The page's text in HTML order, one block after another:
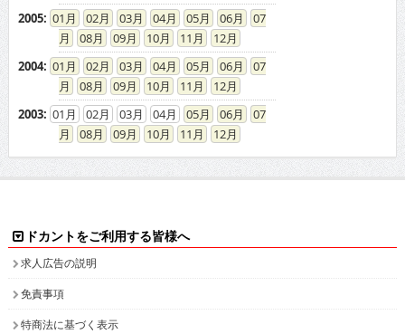
2005: 01 02 03 04 05 06
07
08
09 10 11
12
2004: 01 02 03 04 05 06
07
08
09 10 11
12
2003: 01 02 03 04 05 06
07
08
09 10 11 12
ドカントをご利用する皆様へ
求人広告の説明
免責事項
特商法に基づく表示